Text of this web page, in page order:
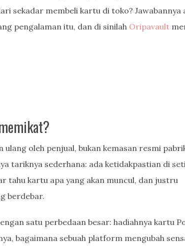
sekadar membeli kartu di toko? Jawabannya
pengalaman itu, dan di sinilah Oripavault
oleh penjual, bukan kemasan resmi
tariknya sederhana: ada ketidakpastian di
tahu kartu apa yang akan muncul, dan justru
berdebar.
satu perbedaan besar: hadiahnya kartu
bagaimana sebuah platform mengubah